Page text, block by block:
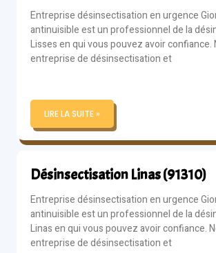
Entreprise désinsectisation en urgence
antinuisible est un professionnel de la
Lisses en qui vous pouvez avoir confiance.
entreprise de désinsectisation et
LIRE LA SUITE »
Désinsectisation Linas (91310)
Entreprise désinsectisation en urgence
antinuisible est un professionnel de la
Linas en qui vous pouvez avoir confiance.
entreprise de désinsectisation et